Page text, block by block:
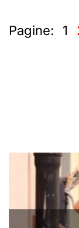
Pagine: 1